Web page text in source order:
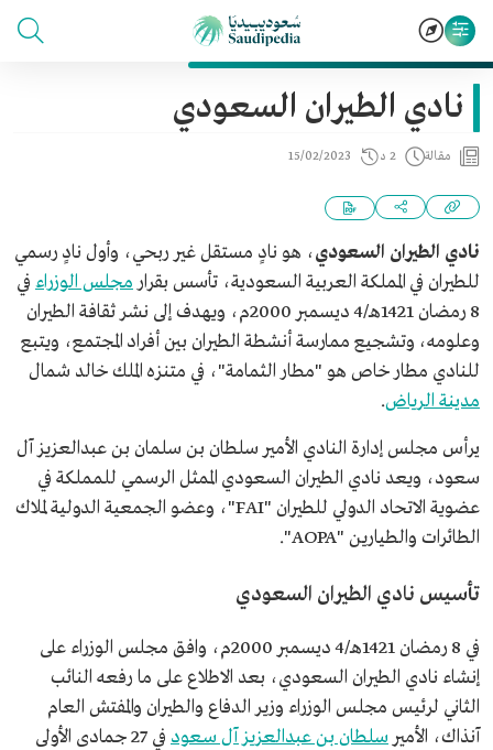
نادي الطيران السعودي
مقالة 2 د 15/02/2023
نادي الطيران السعودي، هو نادٍ مستقل غير ربحي، وأول نادٍ رسمي
للطيران في المملكة العربية السعودية، تأسس بقرار مجلس الوزراء في
8 رمضان 1421هـ/4 ديسمبر 2000م، ويهدف إلى نشر ثقافة الطيران
وعلومه، وتشجيع ممارسة أنشطة الطيران بين أفراد المجتمع، ويتبع
للنادي مطار خاص هو "مطار الثمامة"، في متنزه الملك خالد شمال
مدينة الرياض.
يرأس مجلس إدارة النادي الأمير سلطان بن سلمان بن عبدالعزيز آل
سعود، ويعد نادي الطيران السعودي الممثل الرسمي للمملكة في
عضوية الاتحاد الدولي للطيران "FAI"، وعضو الجمعية الدولية لملاك
الطائرات والطيارين "AOPA".
تأسيس نادي الطيران السعودي
في 8 رمضان 1421هـ/4 ديسمبر 2000م، وافق مجلس الوزراء على
إنشاء نادي الطيران السعودي، بعد الاطلاع على ما رفعه النائب
الثاني لرئيـس مجلـس الوزراء وزير الدفاع والطيران والمفتش العام
آنذاك، الأمير سلطان بن عبدالعزيز آل سـعود
في 27 جمادى الأولى